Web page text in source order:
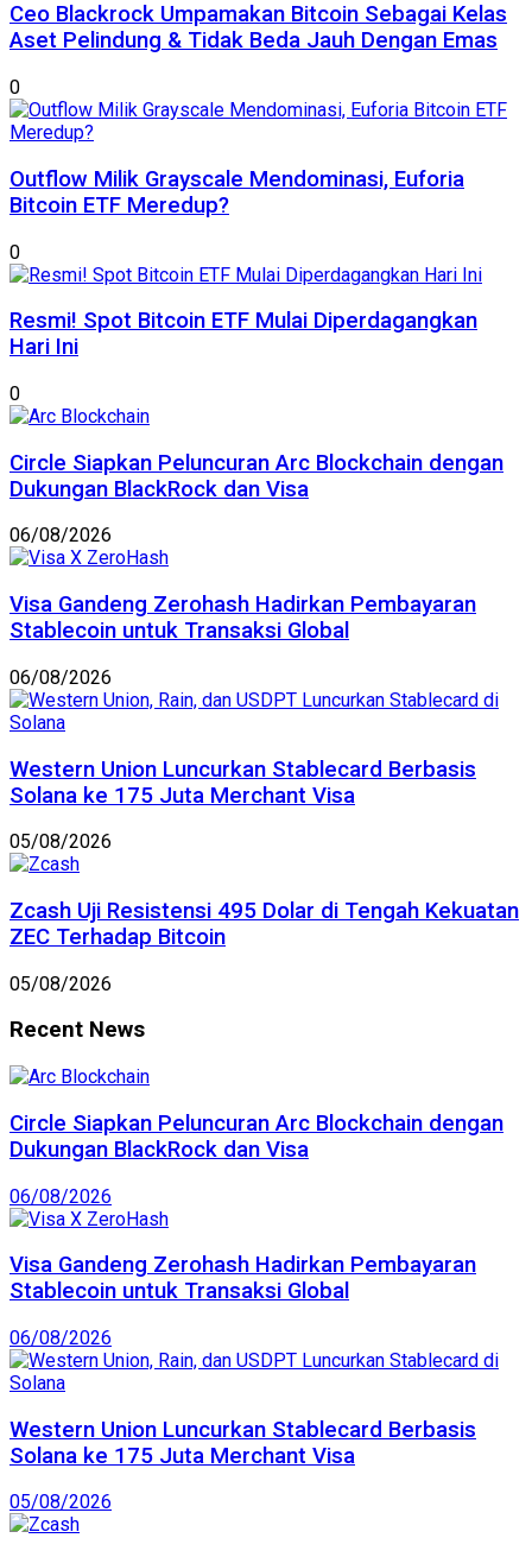
Ceo Blackrock Umpamakan Bitcoin Sebagai Kelas
Aset Pelindung & Tidak Beda Jauh Dengan Emas
0
Outflow Milik Grayscale Mendominasi, Euforia
Bitcoin ETF Meredup?
0
Resmi! Spot Bitcoin ETF Mulai Diperdagangkan
Hari Ini
0
Circle Siapkan Peluncuran Arc Blockchain dengan
Dukungan BlackRock dan Visa
06/08/2026
Visa Gandeng Zerohash Hadirkan Pembayaran
Stablecoin untuk Transaksi Global
06/08/2026
Western Union Luncurkan Stablecard Berbasis
Solana ke 175 Juta Merchant Visa
05/08/2026
Zcash Uji Resistensi 495 Dolar di Tengah Kekuatan
ZEC Terhadap Bitcoin
05/08/2026
Recent News
Circle Siapkan Peluncuran Arc Blockchain dengan
Dukungan BlackRock dan Visa
06/08/2026
Visa Gandeng Zerohash Hadirkan Pembayaran
Stablecoin untuk Transaksi Global
06/08/2026
Western Union Luncurkan Stablecard Berbasis
Solana ke 175 Juta Merchant Visa
05/08/2026